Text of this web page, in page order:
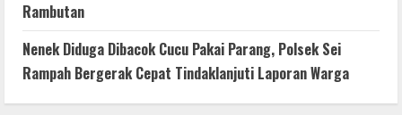
Rambutan
Nenek Diduga Dibacok Cucu Pakai Parang, Polsek Sei
Rampah Bergerak Cepat Tindaklanjuti Laporan Warga